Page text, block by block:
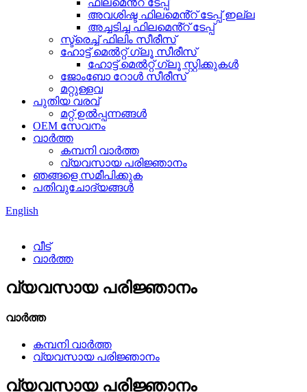
ഫിലമെൻ്റ് ടേപ്പ്
അവശിഷ്ട ഫിലമെൻ്റ് ടേപ്പ് ഇല്ല
അച്ചടിച്ച ഫിലമെൻ്റ് ടേപ്പ്
സ്ട്രെച്ച് ഫിലിം സീരീസ്
ഹോട്ട് മെൽറ്റ് ഗ്ലൂ സീരീസ്
ഹോട്ട് മെൽറ്റ് ഗ്ലൂ സ്റ്റിക്കുകൾ
ജോംബോ റോൾ സീരീസ്
മറ്റുള്ളവ
പുതിയ വരവ്
മറ്റ് ഉൽപ്പന്നങ്ങൾ
OEM സേവനം
വാർത്ത
കമ്പനി വാർത്ത
വ്യവസായ പരിജ്ഞാനം
ഞങ്ങളെ സമീപിക്കുക
പതിവുചോദ്യങ്ങൾ
English
വീട്
വാർത്ത
വ്യവസായ പരിജ്ഞാനം
വാർത്ത
കമ്പനി വാർത്ത
വ്യവസായ പരിജ്ഞാനം
വ്യവസായ പരിജ്ഞാനം